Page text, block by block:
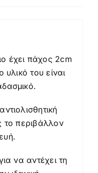
έχει πάχος 2cm
υλικό του είναι
το περιβάλλον
να αντέχει τη